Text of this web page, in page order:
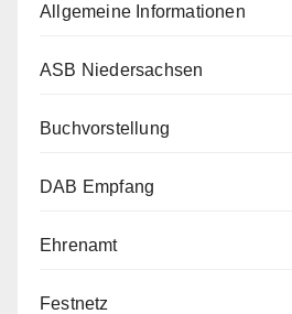
Allgemeine Informationen
ASB Niedersachsen
Buchvorstellung
DAB Empfang
Ehrenamt
Festnetz